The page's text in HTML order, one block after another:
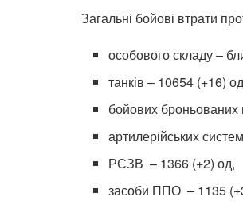
Загальні бойові втрати
особового складу ‒
танків ‒ 10654 (+16)
бойових
артилерійських
РСЗВ – 1366 (+2) од,
засоби ППО ‒ 1135